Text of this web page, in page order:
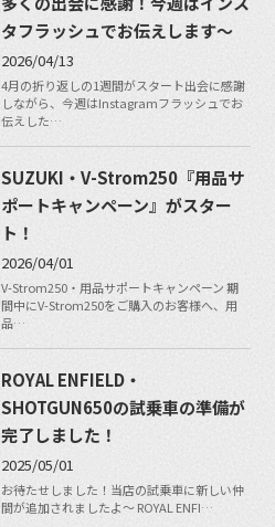
タフラッシュでお伝えします〜
2026/04/13
4月の折り返しの1週間がスタート出会に感謝
しながら、今週はInstagramフラッシュでお
伝えした…
SUZUKI・V-Strom250『用品サ
ポートキャンペーン』がスター
ト！
2026/04/01
V-Strom250・用品サポートキャンペーン 期
間中にV-Strom250をご購入のお客様へ、用
品…
ROYAL ENFIELD・
SHOTGUN650の試乗車の準備が
完了しました！
2025/05/01
お待たせしました！当店の試乗車に新しい仲
間が追加されましたよ〜 ROYAL ENFI…